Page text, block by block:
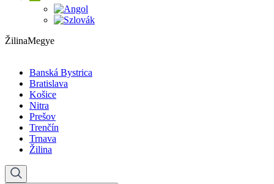
ŽilinaMegye
Banská Bystrica
Bratislava
Košice
Nitra
Prešov
Trenčín
Trnava
Žilina